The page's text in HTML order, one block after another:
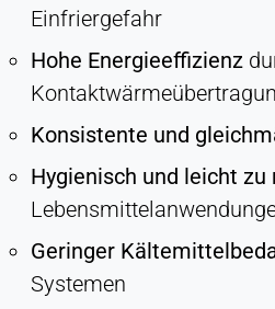
Einfriergefahr
Hohe Energieeffizienz
Konsistente und
Hygienisch und leicht zu
Geringer
Systemen
VERMARKTUNG
Zur Messung der
Identifizierung
LinkedIn
bcookie, li_gc, lidc
Anbieter: